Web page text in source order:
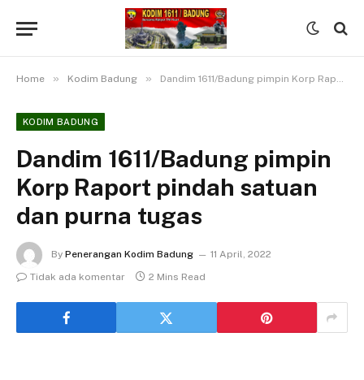
Home » Kodim Badung » Dandim 1611/Badung pimpin Korp Raport pindah satuan dan purna tugas
KODIM BADUNG
Dandim 1611/Badung pimpin
Korp Raport pindah satuan
dan purna tugas
By Penerangan Kodim Badung
11 April, 2022
Tidak ada komentar
2 Mins Read